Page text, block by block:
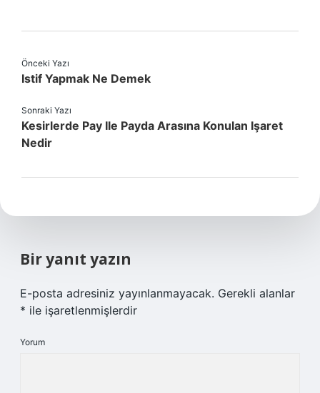
Önceki Yazı
Istif Yapmak Ne Demek
Sonraki Yazı
Kesirlerde Pay Ile Payda Arasına Konulan Işaret
Nedir
Bir yanıt yazın
E-posta adresiniz yayınlanmayacak. Gerekli alanlar
* ile işaretlenmişlerdir
Yorum